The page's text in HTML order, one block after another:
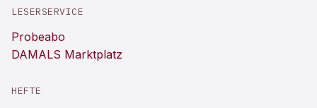
LESERSERVICE
Probeabo
DAMALS Marktplatz
HEFTE